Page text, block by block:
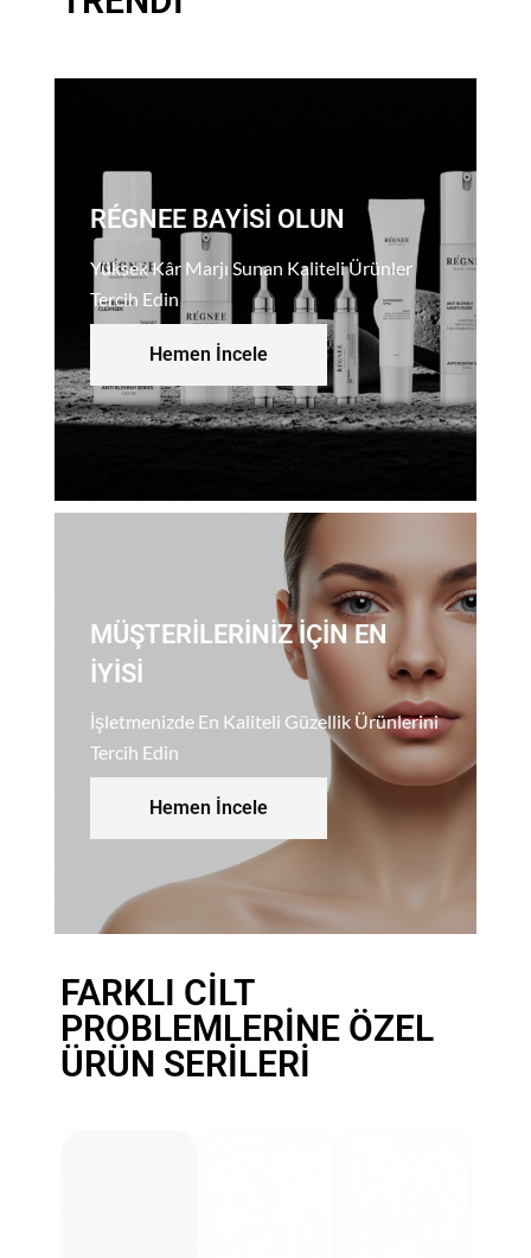
RÉGNEE BAYISI OLUN
Yüksek Kâr Marjı Sunan Kaliteli Ürünler
Tercih Edin
Hemen İncele
MÜŞTERILERINIZ İÇIN EN
İYISI
İşletmenizde En Kaliteli Güzellik Ürünlerini
Tercih Edin
Hemen İncele
FARKLI CİLT
PROBLEMLERİNE ÖZEL
ÜRÜN SERİLERİ